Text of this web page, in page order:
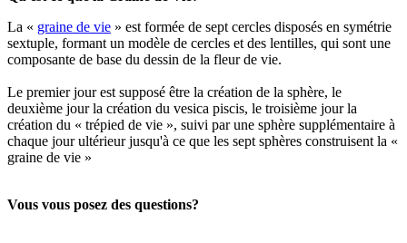
La « graine de vie » est formée de sept cercles disposés en symétrie
sextuple, formant un modèle de cercles et des lentilles, qui sont une
composante de base du dessin de la fleur de vie.
Le premier jour est supposé être la création de la sphère, le
deuxième jour la création du vesica piscis, le troisième jour la
création du « trépied de vie », suivi par une sphère supplémentaire à
chaque jour ultérieur jusqu'à ce que les sept sphères construisent la «
graine de vie »
Vous vous posez des questions?